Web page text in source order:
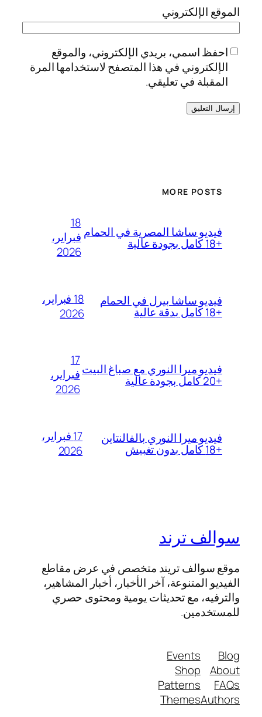
الموقع الإلكتروني
احفظ اسمي، بريدي الإلكتروني، والموقع
الإلكتروني في هذا المتصفح لاستخدامها المرة
المقبلة في تعليقي.
MORE POSTS
فيديو ساشا المصرية في الحمام
+18 كامل بجودة عالية
18
فبراير،
2026
فيديو ساشا بيرل في الحمام
+18 كامل بدقة عالية
18 فبراير،
2026
فيديو ميرا النوري مع صباغ البيت
+20 كامل بجودة عالية
17
فبراير،
2026
فيديو ميرا النوري بالفالنتاين
+18 كامل بدون تغبيش
17 فبراير،
2026
سوالف ترند
موقع سوالف تريند متخصص في عرض مقاطع
الفيديو المتنوعة، آخر الأخبار، أخبار المشاهير،
والترفيه، مع تحديثات يومية ومحتوى حصري
للمستخدمين.
Blog
About
FAQs
Authors
Events
Shop
Patterns
Themes